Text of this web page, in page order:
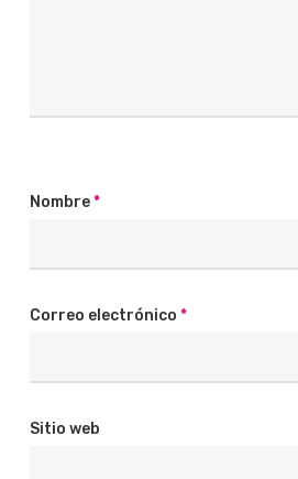
Nombre*
Correo electrónico *
Sitio web